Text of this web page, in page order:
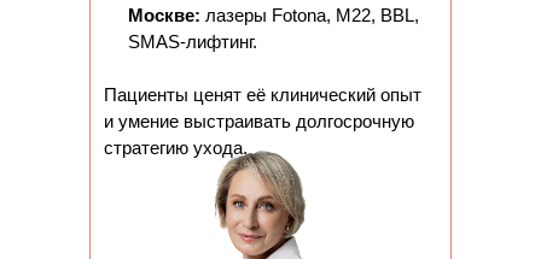
Москве: лазеры Fotona, M22, BBL,
SMAS-лифтинг.
Пациенты ценят её клинический опыт
и умение выстраивать долгосрочную
стратегию ухода.